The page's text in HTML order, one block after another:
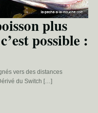
plus
possible :
vers des distances
du Switch […]